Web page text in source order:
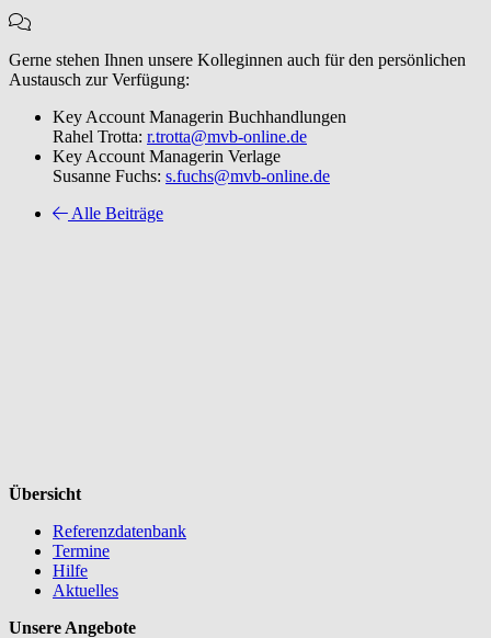
Gerne stehen Ihnen unsere Kolleginnen auch für den persönlichen
Austausch zur Verfügung:
Key Account Managerin Buchhandlungen
Rahel Trotta: r.trotta@mvb-online.de
Key Account Managerin Verlage
Susanne Fuchs: s.fuchs@mvb-online.de
Alle Beiträge
Übersicht
Referenzdatenbank
Termine
Hilfe
Aktuelles
Unsere Angebote